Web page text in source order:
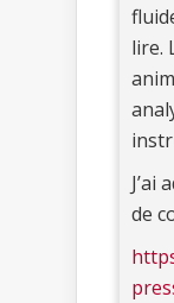
lire.
J’ai
de